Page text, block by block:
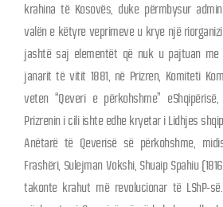
krahina të Kosovës, duke përmbysur
valën e këtyre veprimeve u krye një
jashtë saj elementët që nuk u pajtuan
janarit të vitit 1881, në Prizren, Komiteti
veten “Qeveri e përkohshme”
Prizrenin i cili ishte edhe kryetar i Lidhjes
Anëtarë të Qeverisë së përkohshme,
Frashëri, Sulejman Vokshi, Shuaip Spahiu
takonte krahut më revolucionar të LShP-